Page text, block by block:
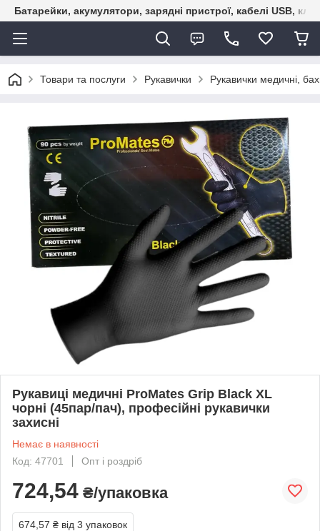
Батарейки, акумулятори, зарядні пристрої, кабелі USB,
Товари та послуги Рукавички Рукавички медичні,
Рукавиці медичні ProMates Grip Black XL
чорні (45пар/пач), професійні рукавички
захисні
Немає в наявності
Код: 47701
Опт і роздріб
724,54 ₴/упаковка
674,57 ₴ від 3 упаковок